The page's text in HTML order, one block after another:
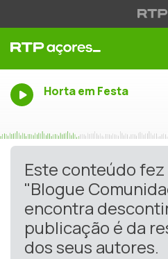
Horta em Festa
Este conteúdo
"Blogue
encontra
publicação é da
dos seus autores.